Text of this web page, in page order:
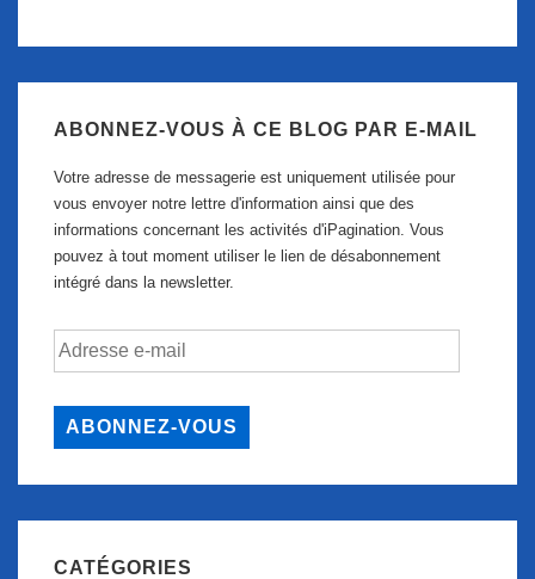
ABONNEZ-VOUS À CE BLOG PAR E-MAIL
Votre adresse de messagerie est uniquement utilisée pour
vous envoyer notre lettre d'information ainsi que des
informations concernant les activités d'iPagination. Vous
pouvez à tout moment utiliser le lien de désabonnement
intégré dans la newsletter.
Adresse
ABONNEZ-VOUS
CATÉGORIES